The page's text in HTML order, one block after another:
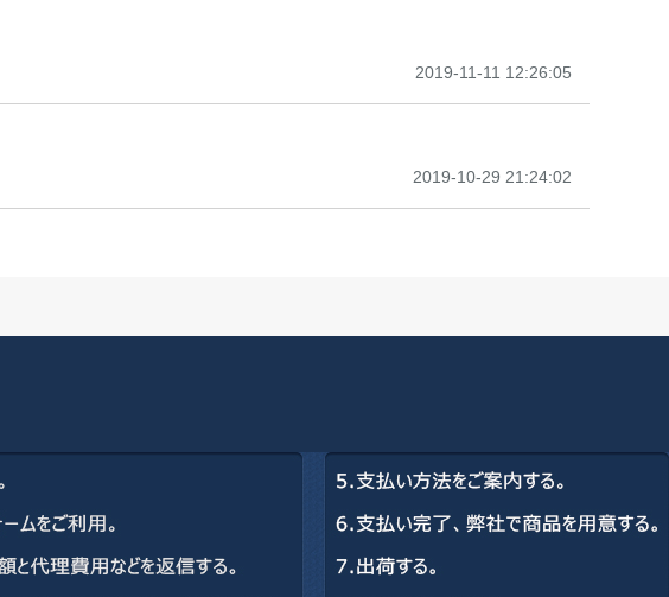
2019-11-11 12:26:05
2019-10-29 21:24:02